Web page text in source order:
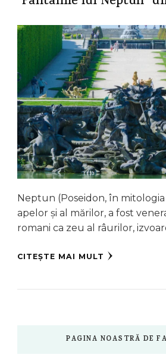
Neptun (Poseidon, în mitologia
apelor și al mărilor, a fost
romani ca zeu al râurilor,
CITEȘTE MAI MULT
PAGINA NOASTRĂ DE